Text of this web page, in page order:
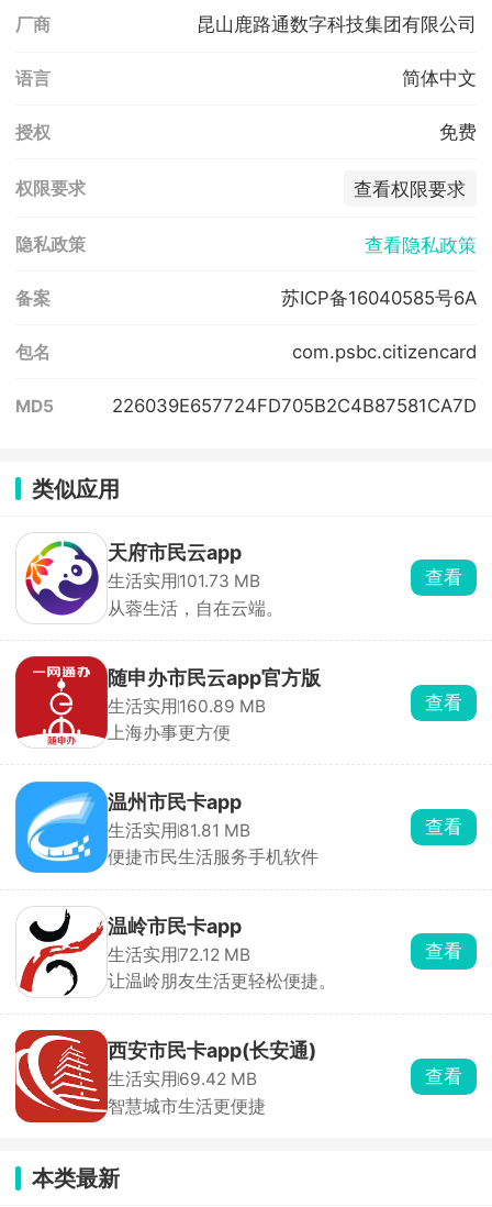
厂商 昆山鹿路通数字科技集团有限公司
语言 简体中文
授权 免费
权限要求 查看权限要求
隐私政策 查看隐私政策
备案 苏ICP备16040585号6A
包名 com.psbc.citizencard
MD5 226039E657724FD705B2C4B87581CA7D
类似应用
天府市民云app
生活实用 101.73 MB
从蓉生活，自在云端。
查看
随申办市民云app官方版
生活实用 160.89 MB
上海办事更方便
查看
温州市民卡app
生活实用 81.81 MB
便捷市民生活服务手机软件
查看
温岭市民卡app
生活实用 72.12 MB
让温岭朋友生活更轻松便捷。
查看
西安市民卡app(长安通)
生活实用 69.42 MB
智慧城市生活更便捷
查看
本类最新